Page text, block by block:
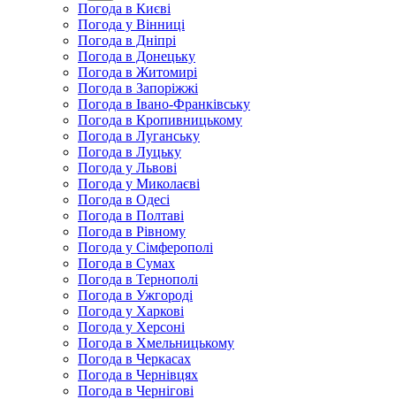
Погода в Києві
Погода у Вінниці
Погода в Дніпрі
Погода в Донецьку
Погода в Житомирі
Погода в Запоріжжі
Погода в Івано-Франківську
Погода в Кропивницькому
Погода в Луганську
Погода в Луцьку
Погода у Львові
Погода у Миколаєві
Погода в Одесі
Погода в Полтаві
Погода в Рівному
Погода у Сімферополі
Погода в Сумах
Погода в Тернополі
Погода в Ужгороді
Погода у Харкові
Погода у Херсоні
Погода в Хмельницькому
Погода в Черкасах
Погода в Чернівцях
Погода в Чернігові